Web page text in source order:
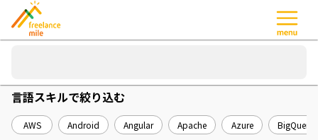
言語スキルで絞り込む
AWS Android Angular Apache Azure BigQuery